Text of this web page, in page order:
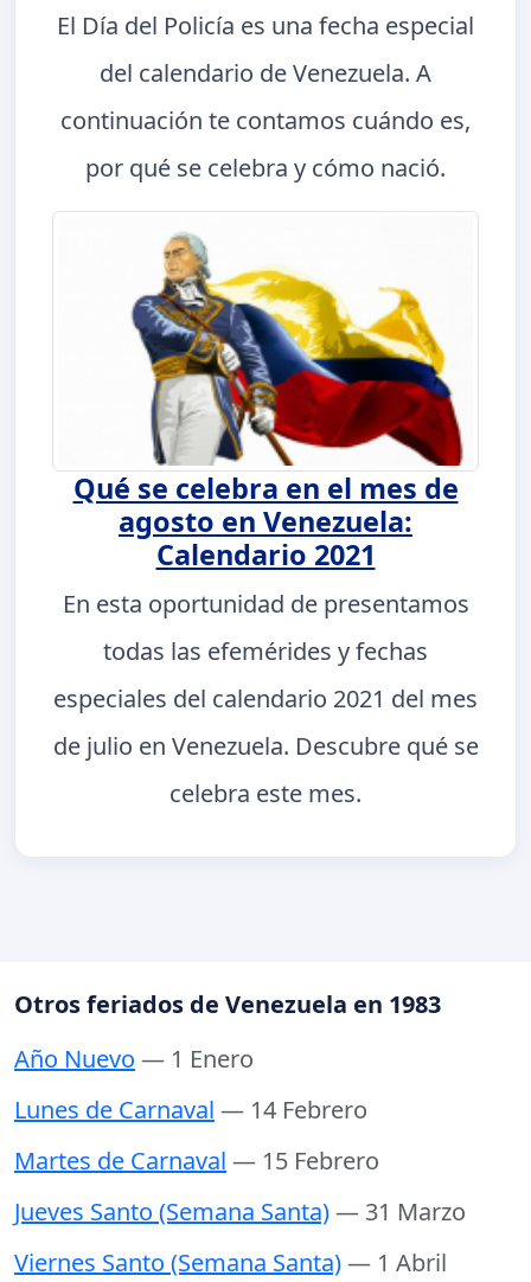
El Día del Policía es una fecha especial
del calendario de Venezuela. A
continuación te contamos cuándo es,
por qué se celebra y cómo nació.
Qué se celebra en el mes de
agosto en Venezuela:
Calendario 2021
En esta oportunidad de presentamos
todas las efemérides y fechas
especiales del calendario 2021 del mes
de julio en Venezuela. Descubre qué se
celebra este mes.
Otros feriados de Venezuela en 1983
Año Nuevo — 1 Enero
Lunes de Carnaval — 14 Febrero
Martes de Carnaval — 15 Febrero
Jueves Santo (Semana Santa)— 31 Marzo
Viernes Santo (Semana Santa)— 1 Abril